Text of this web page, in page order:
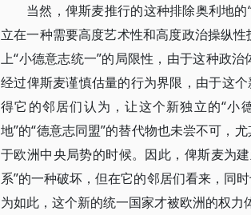
当然，俾斯麦推行的这种排除奥利地
立在一种需要高度艺术性和高度政治操纵
上“小德意志统一”的局限性，由于这种政
经过俾斯麦谨慎估量的行为界限，由于这
得它的邻居们认为，让这个新独立的“小
地”的“德意志同盟”的替代物也未尝不可，
于欧洲中央局势的时候。因此，俾斯麦为
系”的一种破坏，但在它的邻居们看来，同
为如此，这个新的统一国家才被欧洲的权力